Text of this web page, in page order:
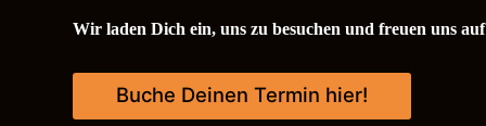
Wir laden Dich ein, uns zu besuchen und freuen uns
Buche Deinen Termin hier!